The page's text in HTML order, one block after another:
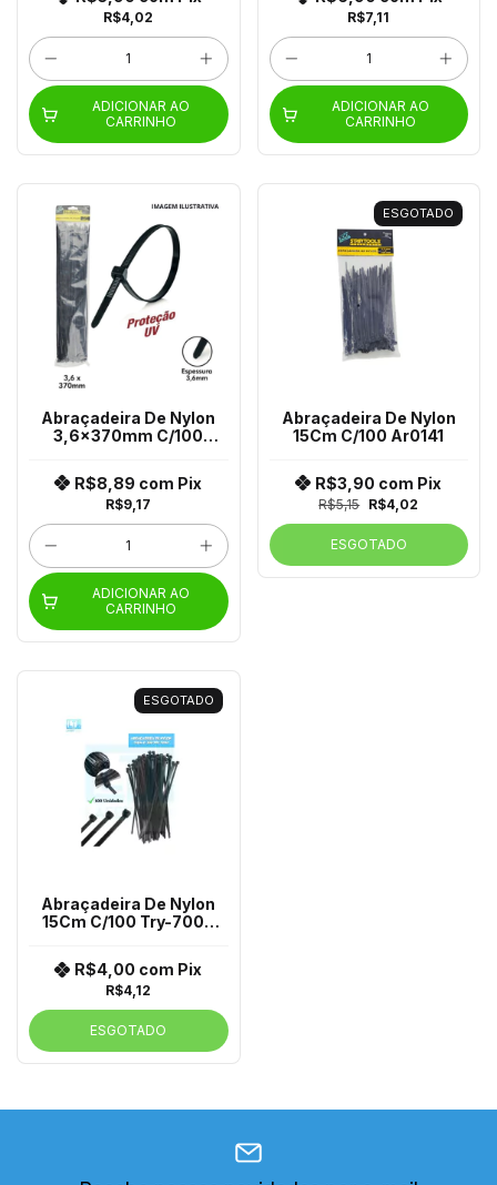
R$4,02
ADICIONAR AO
CARRINHO
R$7,11
ADICIONAR AO
CARRINHO
Abraçadeira De Nylon
3,6x370mm C/100
R$9,17
R$8,89 com Pix
ADICIONAR AO
CARRINHO
ESGOTADO
Abraçadeira De Nylon
15Cm C/100 Ar0141
R$5,15 R$4,02
R$3,90 com Pix
ESGOTADO
ESGOTADO
Abraçadeira De Nylon
15Cm C/100 Try-7000
R$4,12
R$4,00 com Pix
ESGOTADO